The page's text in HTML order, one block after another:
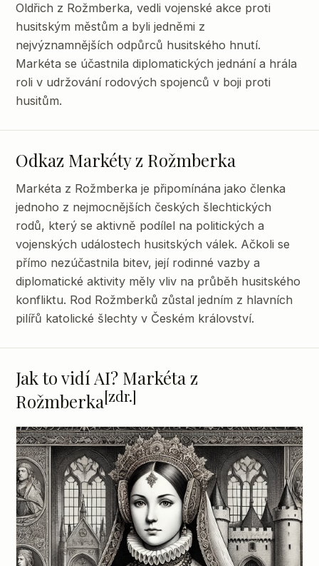
Oldřich z Rožmberka, vedli vojenské akce proti
husitským městům a byli jedněmi z
nejvýznamnějších odpůrců husitského hnutí.
Markéta se účastnila diplomatických jednání a hrála
roli v udržování rodových spojenců v boji proti
husitům.
Odkaz Markéty z Rožmberka
Markéta z Rožmberka je připomínána jako členka
jednoho z nejmocnějších českých šlechtických
rodů, který se aktivně podílel na politických a
vojenských událostech husitských válek. Ačkoli se
přímo nezúčastnila bitev, její rodinné vazby a
diplomatické aktivity měly vliv na průběh husitského
konfliktu. Rod Rožmberků zůstal jedním z hlavních
pilířů katolické šlechty v Českém království.
Jak to vidí AI? Markéta z
Rožmberka[zdr.]